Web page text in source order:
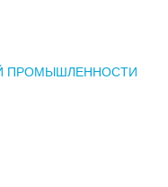
ПРОМЫШЛЕННОСТИ